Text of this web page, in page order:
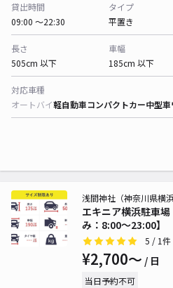
貸出時間
09:00 〜22:30
タイプ
平置き
長さ
505cm 以下
車幅
185cm 以下
対応車種
オートバイ軽自動車コンパクトカー中型車
エキニア横浜駐車
み：8:00～23:00】
浅間神社（神奈川県横
5 / 1件
¥2,700〜 / 日
当日予約不可